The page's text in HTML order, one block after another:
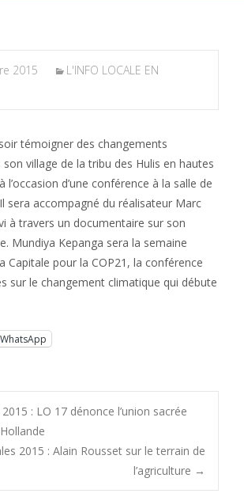
2015
L'INFO LOCALE EN
témoigner des changements
village de la tribu des Hulis en hautes
l’occasion d’une conférence à la salle de
sera accompagné du réalisateur Marc
à travers un documentaire sur son
Mundiya Kepanga sera la semaine
Capitale pour la COP21, la conférence
sur le changement climatique qui débute
WhatsApp
: LO 17 dénonce l’union sacrée
2015 : Alain Rousset sur le terrain de
l’agriculture →